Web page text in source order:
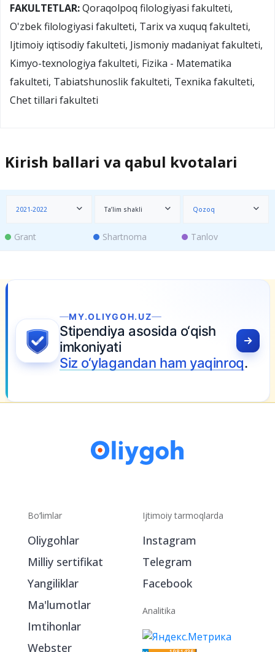
FAKULTETLAR:Qoraqolpoq filologiyasi fakulteti,
O'zbek filologiyasi fakulteti, Tarix va xuquq fakulteti,
Ijtimoiy iqtisodiy fakulteti, Jismoniy madaniyat fakulteti,
Kimyo-texnologiya fakulteti, Fizika - Matematika
fakulteti, Tabiatshunoslik fakulteti, Texnika fakulteti,
Chet tillari fakulteti
Kirish ballari va qabul kvotalari
2021-2022 Ta’lim shakli Qozoq
Grant Shartnoma Tanlov
MY.OLIYGOH.UZ
Stipendiya asosida o‘qish
imkoniyati
Siz o‘ylagandan ham yaqinroq.
Bo‘limlar
Oliygohlar
Milliy sertifikat
Yangiliklar
Ma'lumotlar
Imtihonlar
Webster
Ijtimoiy tarmoqlarda
Instagram
Telegram
Facebook
Analitika